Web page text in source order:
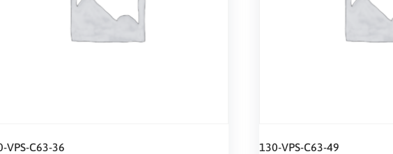
VPS-C63-36 130-VPS-C63-49